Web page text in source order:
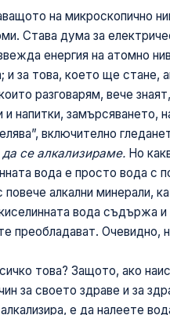
на микроскопично
Става дума за
енергия на атомно
и за това, което ще стане,
разговарям, вече
и напитки,
включително
да се алкализираме. Но
вода е просто вода с
повече алкални минерали,
вода съдържа и
преобладават. Очевидно,
това? Защото, ако
за своето здраве и за
е да налеете